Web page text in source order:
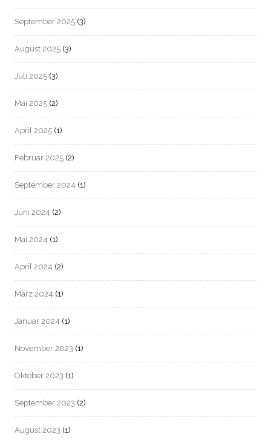
September 2025 (3)
August 2025 (3)
Juli 2025 (3)
Mai 2025 (2)
April 2025 (1)
Februar 2025 (2)
September 2024 (1)
Juni 2024 (2)
Mai 2024 (1)
April 2024 (2)
März 2024 (1)
Januar 2024 (1)
November 2023 (1)
Oktober 2023 (1)
September 2023 (2)
August 2023 (1)